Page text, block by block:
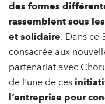
des formes
rassemblent sous
et solidaire. Dans ce
consacrée aux
partenariat avec
de l'une de ces
l’entreprise pour